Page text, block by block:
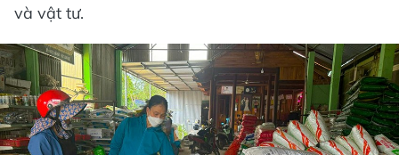
và vật tư.